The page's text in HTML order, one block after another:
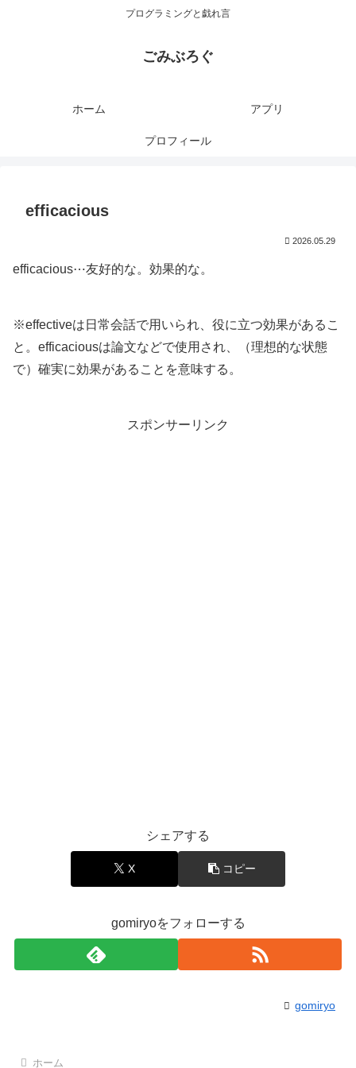
プログラミングと戯れ言
ごみぶろぐ
ホーム アプリ
プロフィール
efficacious
2026.05.29
efficacious⋯友好的な。効果的な。
※effectiveは日常会話で用いられ、役に立つ効果があるこ
と。efficaciousは論文などで使用され、（理想的な状態
で）確実に効果があることを意味する。
スポンサーリンク
シェアする
X コピー
gomiryoをフォローする
gomiryo
ホーム